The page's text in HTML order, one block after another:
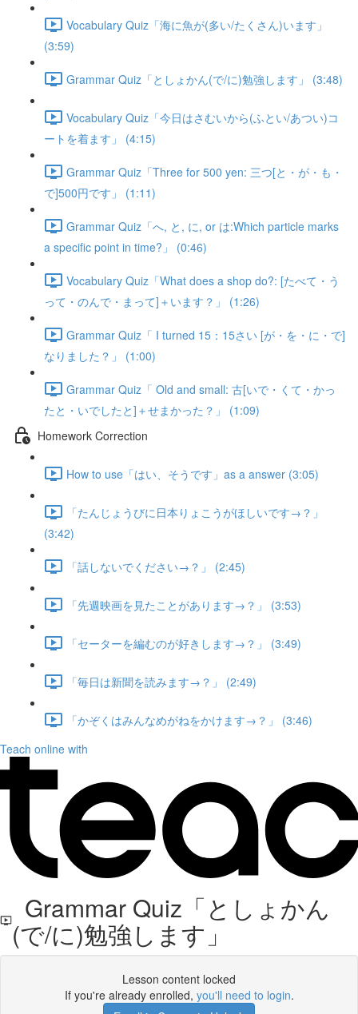
Vocabulary Quiz「海に魚が(多い/たくさん)います」
(3:59)
Grammar Quiz「としょかん(で/に)勉強します」 (3:48)
Vocabulary Quiz「今日はさむいから(ふとい/あつい)コ
ートを着ます」 (4:15)
Grammar Quiz「Three for 500 yen: 三つ[と・が・も・
で]500円です」 (1:11)
Grammar Quiz「へ, と, に, or は:Which particle marks
a specific point in time?」 (0:46)
Vocabulary Quiz「What does a shop do?: [たべて・う
って・のんで・まって]＋います？」 (1:26)
Grammar Quiz「 I turned 15：15さい [が・を・に・で]
なりました？」 (1:00)
Grammar Quiz「 Old and small: 古[いで・くて・かっ
たと・いでしたと]＋せまかった？」 (1:09)
Homework Correction
How to use「はい、そうです」as a answer (3:05)
「たんじょうびに日本りょこうがほしいです→？」
(3:42)
「話しないでください→？」 (2:45)
「先週映画を見たことがあります→？」 (3:53)
「セーターを編むのが好きします→？」 (3:49)
「毎日は新聞を読みます→？」 (2:49)
「かぞくはみんなめがねをかけます→？」 (3:46)
Teach online with
Grammar Quiz「としょかん
(で/に)勉強します」
Lesson content locked
If you're already enrolled, you'll need to login.